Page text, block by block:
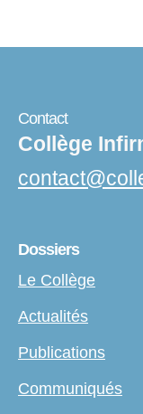
Contact
Collège
contact@
Dossiers
Le Collège
Actualités
Publications
Communiqués